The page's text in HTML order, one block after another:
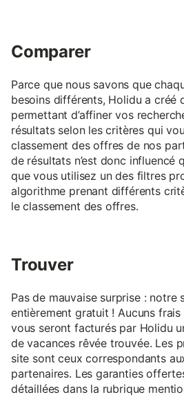
Comparer
Parce que nous savons que
besoins différents, Holidu a créé
permettant d’affiner vos
résultats selon les critères qui
classement des offres de nos
de résultats n’est donc influencé
que vous utilisez un des filtres
algorithme prenant différents
le classement des offres.
Trouver
Pas de mauvaise surprise : notre
entièrement gratuit ! Aucuns
vous seront facturés par Holidu
de vacances rêvée trouvée. Les
site sont ceux correspondants
partenaires. Les garanties
détaillées dans la rubrique